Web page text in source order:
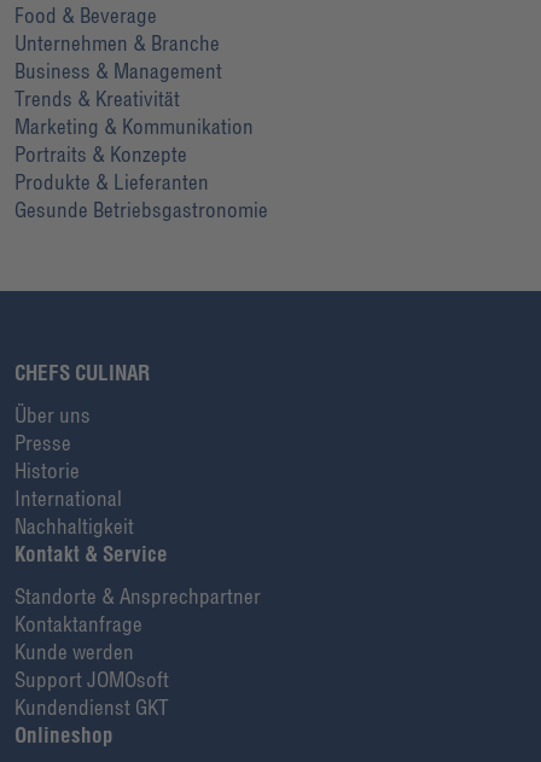
Food & Beverage
Unternehmen & Branche
Business & Management
Trends & Kreativität
Marketing & Kommunikation
Portraits & Konzepte
Produkte & Lieferanten
Gesunde Betriebsgastronomie
CHEFS CULINAR
Über uns
Presse
Historie
International
Nachhaltigkeit
Kontakt & Service
Standorte & Ansprechpartner
Kontaktanfrage
Kunde werden
Support JOMOsoft
Kundendienst GKT
Onlineshop